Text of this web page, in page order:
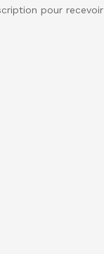
pour recevoir